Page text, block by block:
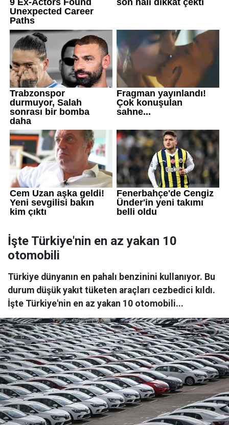
İşte Türkiye'nin en az yakan 10
otomobili
Türkiye dünyanın en pahalı benzinini kullanıyor. Bu
durum düşük yakıt tüketen araçları cezbedici kıldı.
İşte Türkiye'nin en az yakan 10 otomobili...